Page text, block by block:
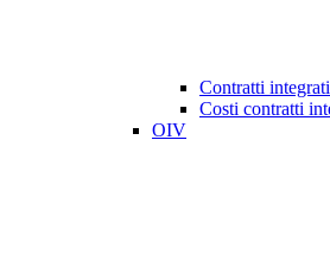
Contratti
Costi contratti
OIV